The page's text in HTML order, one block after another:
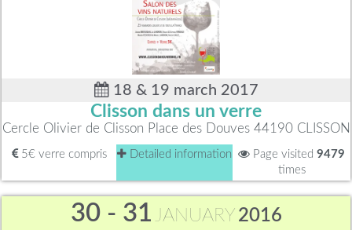
18 & 19 march 2017
Clisson dans un verre
Cercle Olivier de Clisson Place des Douves 44190 CLISSON
5€ verre compris Detailed information Page visited 9479
times
30 - 31 JANUARY 2016